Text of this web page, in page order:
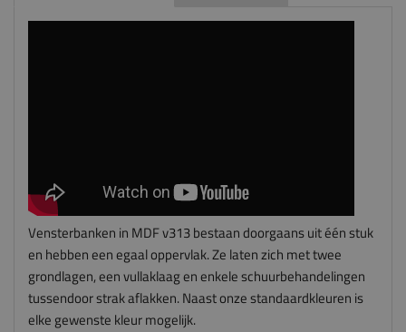
Vensterbanken in MDF v313 bestaan doorgaans uit één stuk
en hebben een egaal oppervlak. Ze laten zich met twee
grondlagen, een vullaklaag en enkele schuurbehandelingen
tussendoor strak aflakken. Naast onze standaardkleuren is
elke gewenste kleur mogelijk.